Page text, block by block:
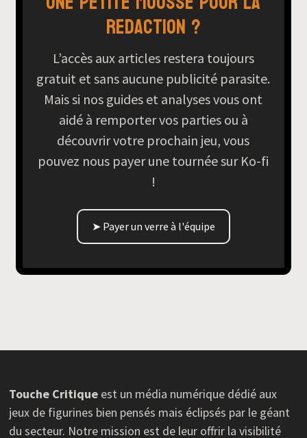
redaction ?
L’accès aux articles restera toujours
gratuit et sans aucune publicité parasite.
Mais si nos guides et analyses vous ont
aidé à remporter vos parties ou à
découvrir votre prochain jeu, vous
pouvez nous payer une tournée sur Ko-fi
!
➤ Payer un verre à l'équipe
Touche Critique est un média numérique dédié aux
jeux de figurines bien pensés mais éclipsés par le géant
du secteur. Notre mission est de leur offrir la visibilité